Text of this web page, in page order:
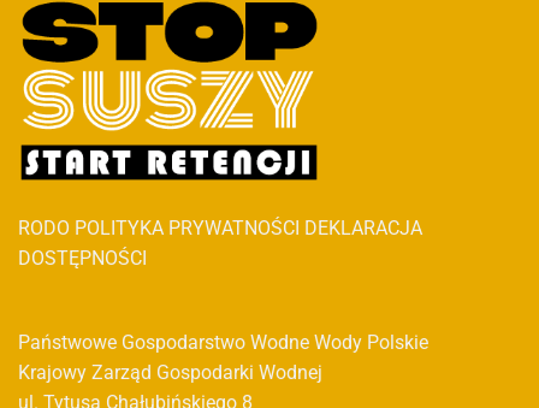
RODO POLITYKA PRYWATNOŚCI DEKLARACJA
DOSTĘPNOŚCI
Państwowe Gospodarstwo Wodne Wody Polskie
Krajowy Zarząd Gospodarki Wodnej
ul. Tytusa Chałubińskiego 8